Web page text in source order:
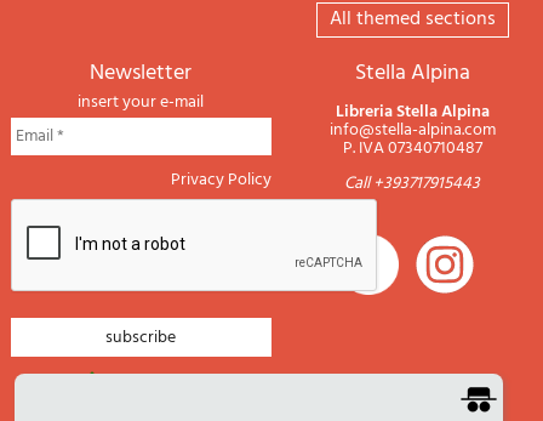
All themed sections
newsletter
insert your e-mail
Privacy Policy
Stella Alpina
Libreria Stella Alpina
info@stella-alpina.com
P. IVA 07340710487
Call +393717915443